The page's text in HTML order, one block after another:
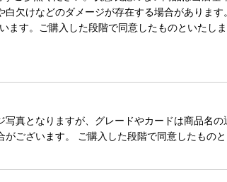
欠けなどのダメージが存在する場合がありま
ます。ご購入した段階で同意したものといた
真となりますが、グレードやカードは商品名
ございます。 ご購入した段階で同意したもの